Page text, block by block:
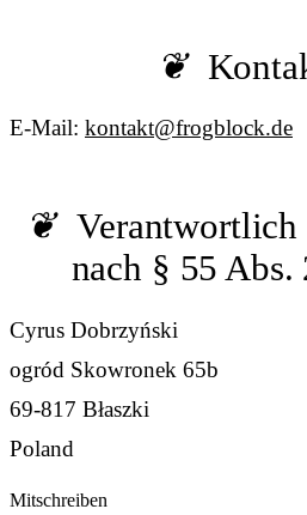
E-Mail: kontakt@frogblock.de
nach § 55 Abs.
Cyrus Dobrzyński
ogród Skowronek 65b
69-817 Błaszki
Poland
Mitschreiben